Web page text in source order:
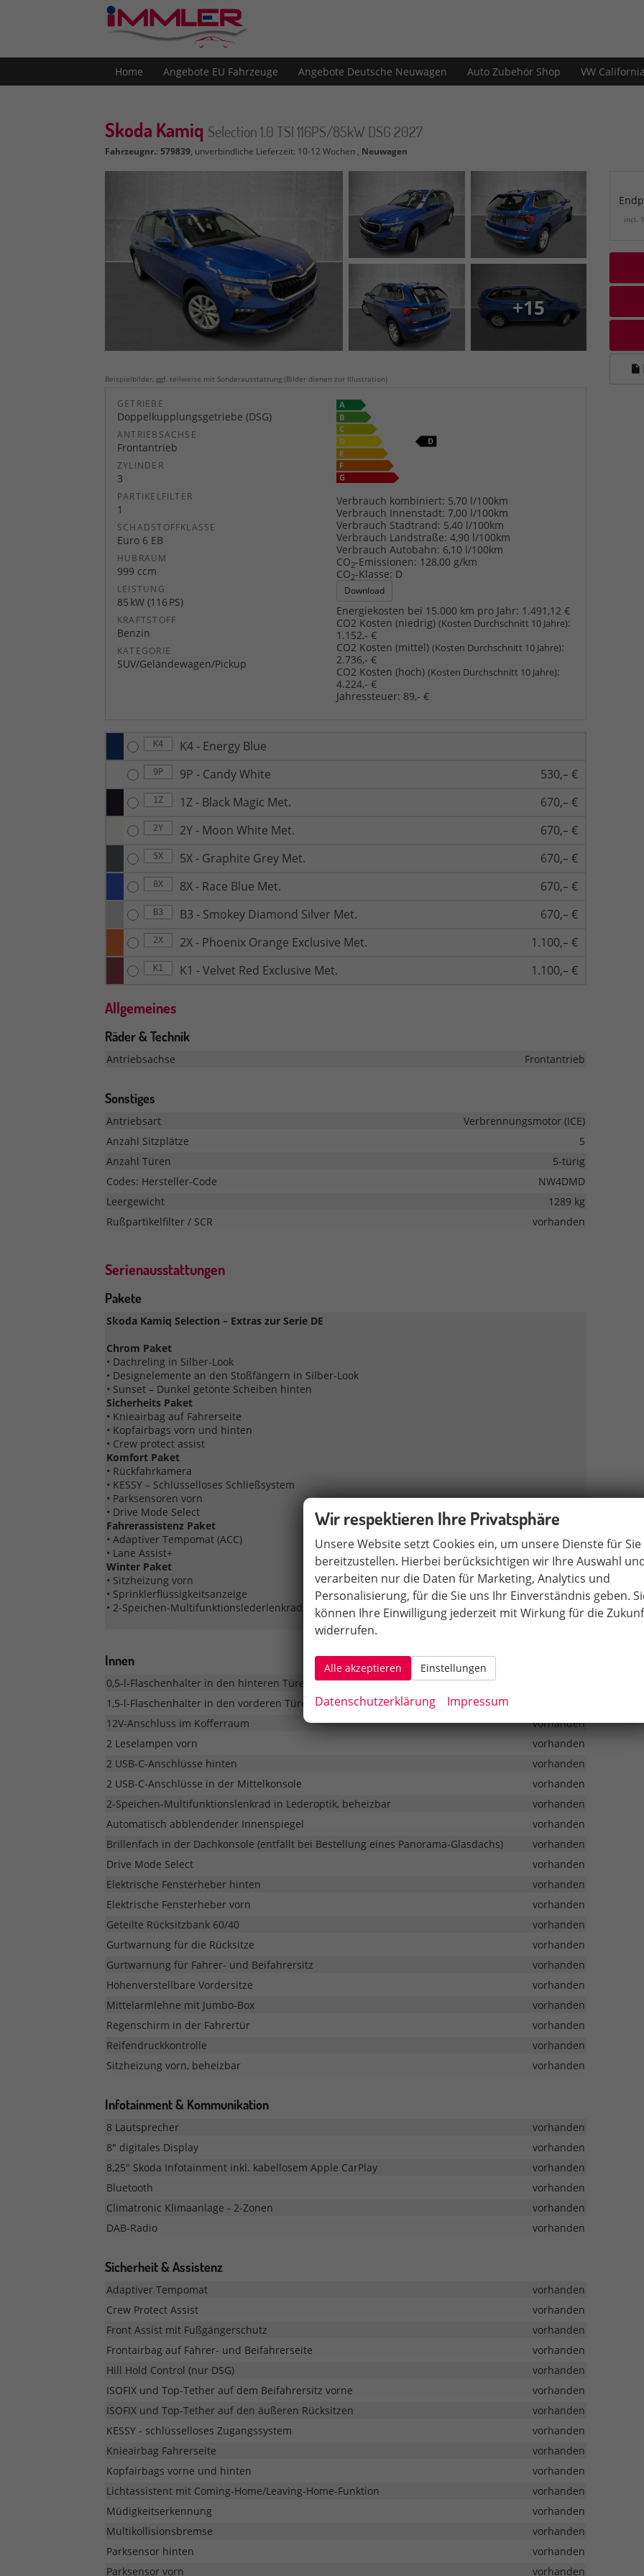
Home Angebote EU Fahrzeuge Angebote Deutsche Neuwagen Auto Zubehör Shop VW
Skoda Kamiq Selection 1.0 TSI 116PS/85kW DSG 2027
Fahrzeugnr.: 579839, unverbindliche Lieferzeit: 10-12 Wochen , Neuwagen
incl.
+15
Beispielbilder, ggf. teilweise mit Sonderausstattung (Bilder dienen zur Illustration)
GETRIEBE
Doppelkupplungsgetriebe (DSG)
ANTRIEBSACHSE
Frontantrieb
ZYLINDER
3
PARTIKELFILTER
1
SCHADSTOFFKLASSE
Euro 6 EB
HUBRAUM
999 ccm
LEISTUNG
85 kW (116 PS)
KRAFTSTOFF
Benzin
KATEGORIE
SUV/Geländewagen/Pickup
Verbrauch kombiniert: 5,70 l/100km
Verbrauch Innenstadt: 7,00 l/100km
Verbrauch Stadtrand: 5,40 l/100km
Verbrauch Landstraße: 4,90 l/100km
Verbrauch Autobahn: 6,10 l/100km
CO2-Emissionen: 128,00 g/km
CO2-Klasse: D
Download
Energiekosten bei 15.000 km pro Jahr: 1.491,12 €
CO2 Kosten (niedrig)(Kosten Durchschnitt 10 Jahre):
1.152,- €
CO2 Kosten (mittel)(Kosten Durchschnitt 10 Jahre):
2.736,- €
CO2 Kosten (hoch)(Kosten Durchschnitt 10 Jahre):
4.224,- €
Jahressteuer: 89,- €
K4 K4 - Energy Blue
9P 9P - Candy White 530,– €
1Z 1Z - Black Magic Met. 670,– €
2Y 2Y - Moon White Met. 670,– €
5X 5X - Graphite Grey Met. 670,– €
8X 8X - Race Blue Met. 670,– €
B3 B3 - Smokey Diamond Silver Met. 670,– €
2X 2X - Phoenix Orange Exclusive Met. 1.100,– €
K1 K1 - Velvet Red Exclusive Met. 1.100,– €
Allgemeines
Räder & Technik
Antriebsachse Frontantrieb
Sonstiges
Antriebsart
Verbrennungsmotor (ICE)
Anzahl Sitzplätze
5
Anzahl Türen
5-türig
Codes: Hersteller-Code
NW4DMD
Leergewicht
1289 kg
Rußpartikelfilter / SCR
vorhanden
Serienausstattungen
Pakete
Skoda Kamiq Selection – Extras zur Serie DE
Chrom Paket
• Dachreling in Silber-Look
• Designelemente an den Stoßfängern in Silber-Look
• Sunset – Dunkel getönte Scheiben hinten
Sicherheits Paket
• Knieairbag auf Fahrerseite
• Kopfairbags vorn und hinten
• Crew protect assist
Komfort Paket
• Rückfahrkamera
• KESSY – Schlüsselloses Schließsystem
• Parksensoren vorn
• Drive Mode Select
Fahrerassistenz Paket
• Adaptiver Tempomat (ACC)
• Lane Assist+
Winter Paket
• Sitzheizung vorn
• Sprinklerflüssigkeitsanzeige
• 2-Speichen-Multifunktionslederlenkrad, beheizbar
vorhanden
Innen
0,5-l-Flaschenhalter in den hinteren Türen
1,5-l-Flaschenhalter in den vorderen Türen
12V-Anschluss im Kofferraum
vorhanden
2 Leselampen vorn
vorhanden
2 USB-C-Anschlüsse hinten
vorhanden
2 USB-C-Anschlüsse in der Mittelkonsole
vorhanden
2-Speichen-Multifunktionslenkrad in Lederoptik, beheizbar
vorhanden
Automatisch abblendender Innenspiegel
vorhanden
Brillenfach in der Dachkonsole (entfällt bei Bestellung eines Panorama-Glasdachs)
vorhanden
Drive Mode Select
vorhanden
Elektrische Fensterheber hinten
vorhanden
Elektrische Fensterheber vorn
vorhanden
Geteilte Rücksitzbank 60/40
vorhanden
Gurtwarnung für die Rücksitze
vorhanden
Gurtwarnung für Fahrer- und Beifahrersitz
vorhanden
Höhenverstellbare Vordersitze
vorhanden
Mittelarmlehne mit Jumbo-Box
vorhanden
Regenschirm in der Fahrertür
vorhanden
Reifendruckkontrolle
vorhanden
Sitzheizung vorn, beheizbar
vorhanden
Infotainment & Kommunikation
8 Lautsprecher
vorhanden
8" digitales Display
vorhanden
8,25" Skoda Infotainment inkl. kabellosem Apple CarPlay
vorhanden
Bluetooth
vorhanden
Climatronic Klimaanlage - 2-Zonen
vorhanden
DAB-Radio
vorhanden
Sicherheit & Assistenz
Adaptiver Tempomat
vorhanden
Crew Protect Assist
vorhanden
Front Assist mit Fußgängerschutz
vorhanden
Frontairbag auf Fahrer- und Beifahrerseite
vorhanden
Hill Hold Control (nur DSG)
vorhanden
ISOFIX und Top-Tether auf dem Beifahrersitz vorne
vorhanden
ISOFIX und Top-Tether auf den äußeren Rücksitzen
vorhanden
KESSY - schlüsselloses Zugangssystem
vorhanden
Knieairbag Fahrerseite
vorhanden
Kopfairbags vorne und hinten
vorhanden
Lichtassistent mit Coming-Home/Leaving-Home-Funktion
vorhanden
Müdigkeitserkennung
vorhanden
Multikollisionsbremse
vorhanden
Parksensor hinten
vorhanden
Parksensor vorn
vorhanden
Wir respektieren Ihre Privatsphäre
Unsere Website setzt Cookies ein, um unsere Dienste für Sie
bereitzustellen. Hierbei berücksichtigen wir Ihre Auswahl
verarbeiten nur die Daten für Marketing, Analytics und
Personalisierung, für die Sie uns Ihr Einverständnis geben.
können Ihre Einwilligung jederzeit mit Wirkung für die
widerrufen.
Alle akzeptieren Einstellungen
Datenschutzerklärung Impressum